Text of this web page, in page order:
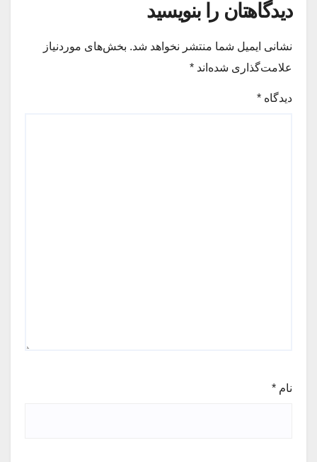
دیدگاهتان را بنویسید
نشانی ایمیل شما منتشر نخواهد شد. بخش‌های موردنیاز
علامت‌گذاری شده‌اند *
دیدگاه *
نام *